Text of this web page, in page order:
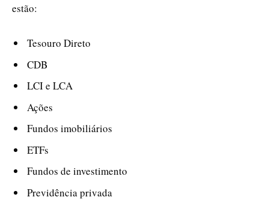
estão:
Tesouro Direto
CDB
LCI e LCA
Ações
Fundos imobiliários
ETFs
Fundos de investimento
Previdência privada